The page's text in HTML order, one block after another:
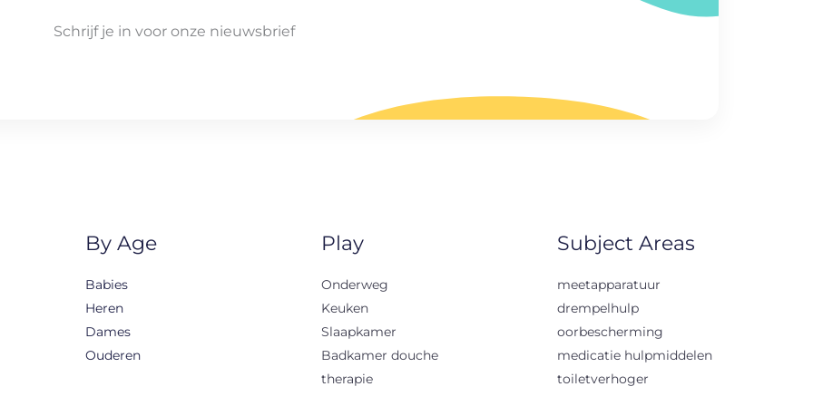
Schrijf je in voor onze nieuwsbrief
By Age
Babies
Heren
Dames
Ouderen
Play
Onderweg
Keuken
Slaapkamer
Badkamer douche
therapie
Subject Areas
meetapparatuur
drempelhulp
oorbescherming
medicatie hulpmiddelen
toiletverhoger